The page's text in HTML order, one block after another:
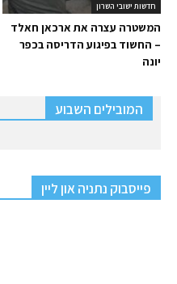
חדשות ישובי השרון
המשטרה עצרה את ארכאן חאלד
– החשוד בפיגוע הדריסה בכפר
יונה
המובילים השבוע
פייסבוק נתניה און ליין